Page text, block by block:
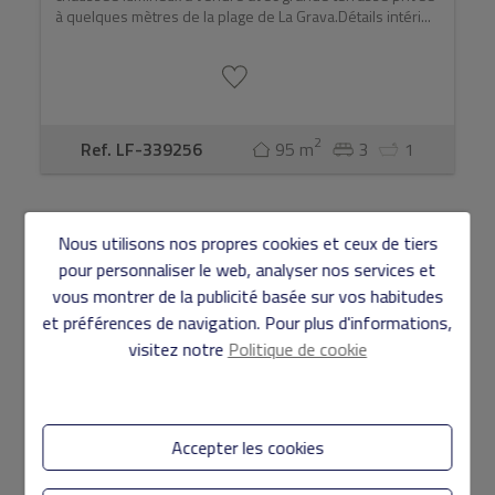
à quelques mètres de la plage de La Grava.Détails intéri...
Ref. LF-339256 95 m2 3 1
Nous utilisons nos propres cookies et ceux de tiers
pour personnaliser le web, analyser nos services et
vous montrer de la publicité basée sur vos habitudes
et préférences de navigation. Pour plus d'informations,
visitez notre Politique de cookie
Accepter les cookies